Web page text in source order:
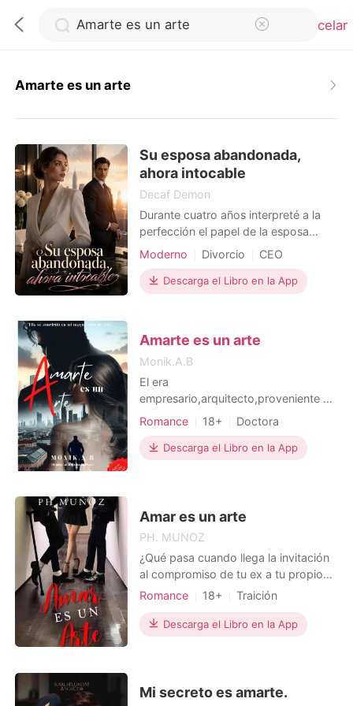
Cancelar
Recargar
Historia
Salir
Amarte es un arte
Su esposa abandonada,
ahora intocable
Decaf Demon
Durante cuatro años interpreté a la
perfección el papel de la esposa
perfecta y sumisa de mi esposo
Mientras sangraba por una herida de
bala que había recibido al intentar
me arrastré hasta nuestro ático,
dispuesto a poner fin a toda esa
farsa.
Moderno Divorcio CEO
Descarga el Libro en la App
Amarte es un arte
Monik.A.B
El era
empresario,arquitecto,proveniente de
la familia mas importante del gremio
acostumbrado a que todas las
mujeres estén a sus pies a tener
soberbio, moviéndose en los mejores
lugares,relaci
Romance 18+ Doctora
Descarga el Libro en la App
Amar es un arte
PH. MUÑOZ
¿Qué pasa cuando llega la invitación
al compromiso de tu ex a tu propio
departamento? ¿Qué deberías sentir?
Alma Scott Soré o simplemente ASS.
La hermosa pelirroja, actriz de
llega en el momento
Romance 18+
Traición
Primer amor
Celebridades
Encantadora
Descarga el Libro en la App
Mi secreto es amarte.